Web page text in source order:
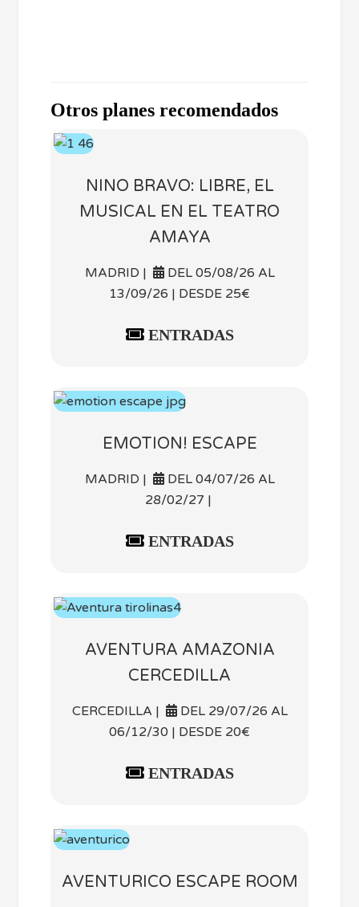
Otros planes recomendados
NINO BRAVO: LIBRE, EL
MUSICAL EN EL TEATRO
AMAYA
MADRID |
DEL 05/08/26 AL
13/09/26 | DESDE 25€
ENTRADAS
EMOTION! ESCAPE
MADRID |
DEL 04/07/26 AL
28/02/27 |
ENTRADAS
AVENTURA AMAZONIA
CERCEDILLA
CERCEDILLA |
DEL 29/07/26 AL
06/12/30 | DESDE 20€
ENTRADAS
AVENTURICO ESCAPE ROOM